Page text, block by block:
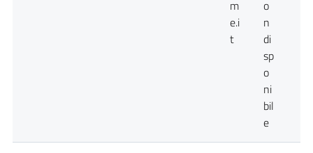
m
e.i
t
o
n
di
sp
o
ni
bil
e